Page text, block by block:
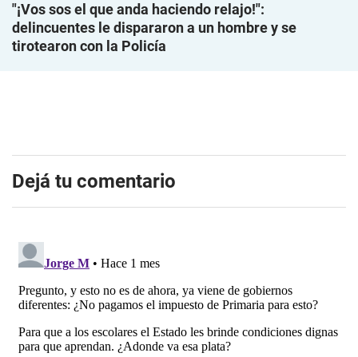
"¡Vos sos el que anda haciendo relajo!":
delincuentes le dispararon a un hombre y se
tirotearon con la Policía
Dejá tu comentario